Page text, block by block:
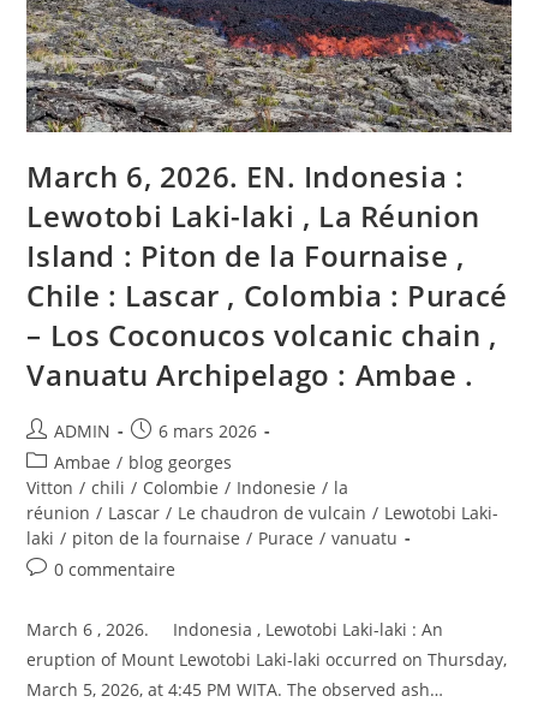
:
Karangetang
,
Chili
:
Lascar
,
Costa
:
Poas
Alaska
Shishaldin
.
March 6, 2026. EN. Indonesia :
Lewotobi Laki-laki , La Réunion
Island : Piton de la Fournaise ,
Chile : Lascar , Colombia : Puracé
– Los Coconucos volcanic chain ,
Vanuatu Archipelago : Ambae .
Auteur/autrice
de
la
publication :
ADMIN
Publication
publiée :
6 mars 2026
Post
category:
Ambae / blog georges
Vitton / chili / Colombie / Indonesie / la
réunion / Lascar / Le chaudron de vulcain / Lewotobi Laki-
laki / piton de la fournaise / Purace / vanuatu
Commentaires
la
publication :
0 commentaire
March 6 , 2026. Indonesia , Lewotobi Laki-laki : An
eruption of Mount Lewotobi Laki-laki occurred on Thursday,
March 5, 2026, at 4:45 PM WITA. The observed ash…